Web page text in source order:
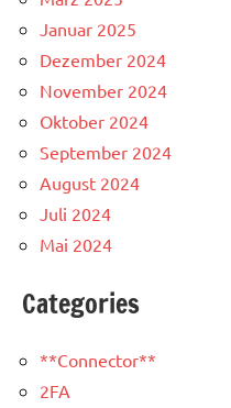
Januar 2025
Dezember 2024
November 2024
Oktober 2024
September 2024
August 2024
Juli 2024
Mai 2024
Categories
**Connector**
2FA